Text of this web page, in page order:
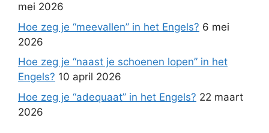
mei 2026
Hoe zeg je “meevallen” in het Engels? 6 mei
2026
Hoe zeg je “naast je schoenen lopen” in het
Engels? 10 april 2026
Hoe zeg je “adequaat” in het Engels? 22 maart
2026